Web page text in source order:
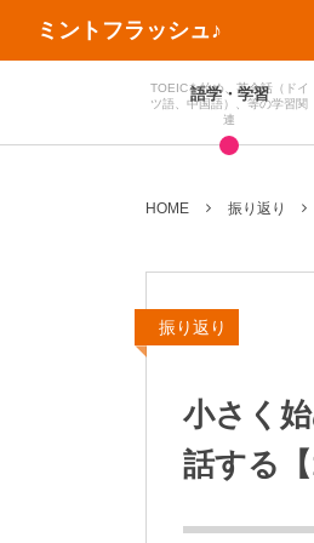
ミントフラッシュ♪
語学・学習
TOEICを始め、英会話（ドイ
ツ語、中国語）、等の学習関
連
HOME 振り返り
振り返り
小さく
話する【